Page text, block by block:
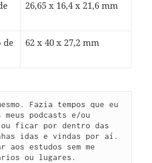
26,65 x 16,4 x 21,6 mm
de
62 x 40 x 27,2 mm
Fazia tempos que eu
podcasts e/ou
ficar por dentro das
idas e vindas por aí.
aos estudos sem me
ou lugares.